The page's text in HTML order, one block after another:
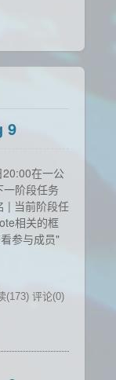
9
在一公
阶段任务
| 当前阶段任
相关的框
参与成员"
(173) 评论(0)